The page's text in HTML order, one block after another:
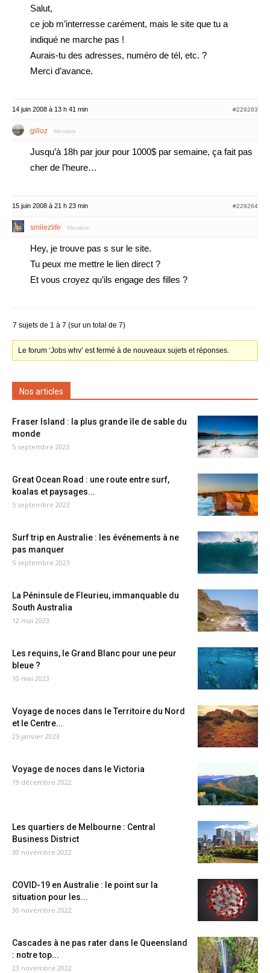
Salut,
ce job m’interresse carément, mais le site que tu a
indiqué ne marche pas !
Aurais-tu des adresses, numéro de tél, etc. ?
Merci d’avance.
14 juin 2008 à 13 h 41 min #229263
gilloz Membre
Jusqu’à 18h par jour pour 1000$ par semaine, ça fait pas
cher de l’heure…
15 juin 2008 à 21 h 23 min #229264
smilezlife Membre
Hey, je trouve pas s sur le site.
Tu peux me mettre le lien direct ?
Et vous croyez qu’ils engage des filles ?
7 sujets de 1 à 7 (sur un total de 7)
Le forum ‘Jobs whv’ est fermé à de nouveaux sujets et réponses.
Nos articles
Fraser Island : la plus grande île de sable du
monde
5 septembre 2023
Great Ocean Road : une route entre surf,
koalas et paysages...
5 septembre 2023
Surf trip en Australie : les événements à ne
pas manquer
5 septembre 2023
La Péninsule de Fleurieu, immanquable du
South Australia
12 mai 2023
Les requins, le Grand Blanc pour une peur
bleue ?
10 mai 2023
Voyage de noces dans le Territoire du Nord
et le Centre...
25 janvier 2023
Voyage de noces dans le Victoria
19 décembre 2022
Les quartiers de Melbourne : Central
Business District
30 novembre 2022
COVID-19 en Australie : le point sur la
situation pour les...
30 novembre 2022
Cascades à ne pas rater dans le Queensland
: notre top...
23 novembre 2022